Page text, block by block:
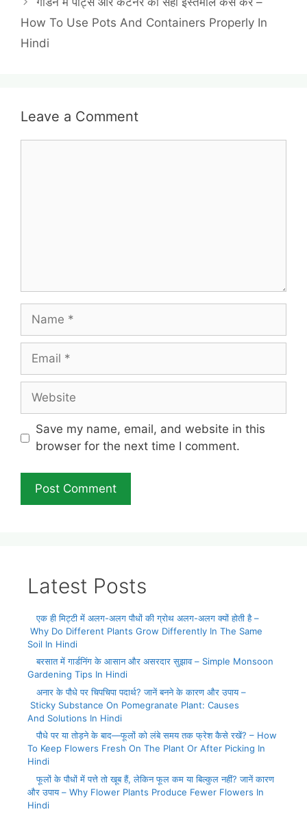
How To Use Pots And Containers Properly In
Hindi
Leave a Comment
Name
Email
Website
Save my name, email, and website in this
browser for the next time I comment.
Latest Posts
एक ही मिट्टी में अलग-अलग पौधों की ग्रोथ अलग-अलग क्यों होती है –
Why Do Different Plants Grow Differently In The Same
Soil In Hindi
बरसात में गार्डनिंग के आसान और असरदार सुझाव – Simple Monsoon
Gardening Tips In Hindi
अनार के पौधे पर चिपचिपा पदार्थ? जानें बनने के कारण और उपाय –
Sticky Substance On Pomegranate Plant: Causes
And Solutions In Hindi
पौधे पर या तोड़ने के बाद—फूलों को लंबे समय तक फ्रेश कैसे रखें? – How
To Keep Flowers Fresh On The Plant Or After Picking In
Hindi
फूलों के पौधों में पत्ते तो खूब हैं, लेकिन फूल कम या बिल्कुल नहीं? जानें कारण
और उपाय – Why Flower Plants Produce Fewer Flowers In
Hindi